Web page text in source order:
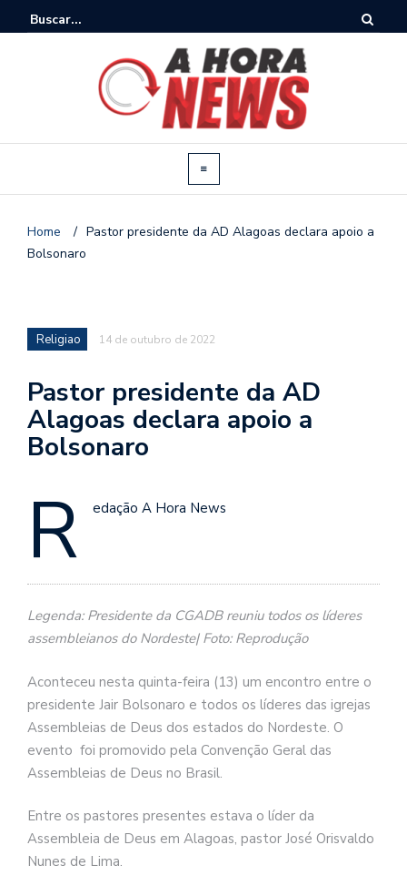
Home / Pastor presidente da AD Alagoas declara apoio a
Bolsonaro
Religiao 14 de outubro de 2022
Pastor presidente da AD
Alagoas declara apoio a
Bolsonaro
R edação A Hora News
Legenda: Presidente da CGADB reuniu todos os líderes
assembleianos do Nordeste| Foto: Reprodução
Aconteceu nesta quinta-feira (13) um encontro entre o
presidente Jair Bolsonaro e todos os líderes das igrejas
Assembleias de Deus dos estados do Nordeste. O
evento foi promovido pela Convenção Geral das
Assembleias de Deus no Brasil.
Entre os pastores presentes estava o líder da
Assembleia de Deus em Alagoas, pastor José Orisvaldo
Nunes de Lima.